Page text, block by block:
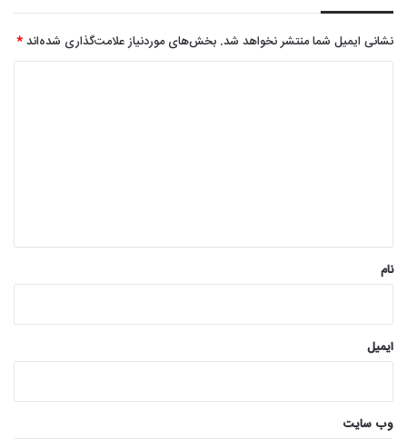
نشانی ایمیل شما منتشر نخواهد شد. بخش‌های موردنیاز علامت‌گذاری شده‌اند*
نام
ایمیل
وب‌ سایت